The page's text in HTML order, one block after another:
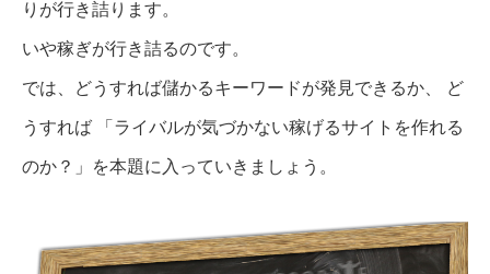
りが行き詰ります。
いや稼ぎが行き詰るのです。
では、どうすれば儲かるキーワードが発見できるか、 ど
うすれば 「ライバルが気づかない稼げるサイトを作れる
のか？」を本題に入っていきましょう。